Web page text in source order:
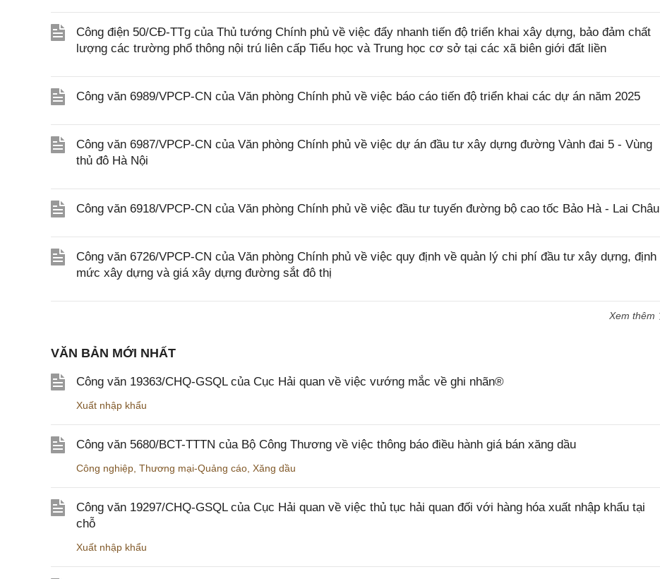
Công điện 50/CĐ-TTg của Thủ tướng Chính phủ về việc đẩy nhanh tiến độ triển khai xây dựng, bảo đảm chất
lượng các trường phổ thông nội trú liên cấp Tiểu học và Trung học cơ sở tại các xã biên giới đất liền
Công văn 6989/VPCP-CN của Văn phòng Chính phủ về việc báo cáo tiến độ triển khai các dự án năm 2025
Công văn 6987/VPCP-CN của Văn phòng Chính phủ về việc dự án đầu tư xây dựng đường Vành đai 5 - Vùng
thủ đô Hà Nội
Công văn 6918/VPCP-CN của Văn phòng Chính phủ về việc đầu tư tuyến đường bộ cao tốc Bảo Hà - Lai Châu
Công văn 6726/VPCP-CN của Văn phòng Chính phủ về việc quy định về quản lý chi phí đầu tư xây dựng, định
mức xây dựng và giá xây dựng đường sắt đô thị
Xem thêm
VĂN BẢN MỚI NHẤT
Công văn 19363/CHQ-GSQL của Cục Hải quan về việc vướng mắc về ghi nhãn®
Xuất nhập khẩu
Công văn 5680/BCT-TTTN của Bộ Công Thương về việc thông báo điều hành giá bán xăng dầu
Công nghiệp Thương mại-Quảng cáo Xăng dầu
Công văn 19297/CHQ-GSQL của Cục Hải quan về việc thủ tục hải quan đối với hàng hóa xuất nhập khẩu tại
chỗ
Xuất nhập khẩu